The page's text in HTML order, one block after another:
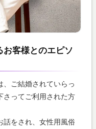
お客様とのエピソ
ご結婚されていらっ
さってご利用された方
話をされ、女性用風俗